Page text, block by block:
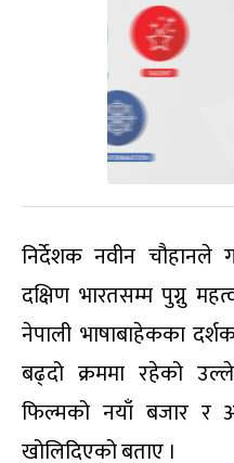
निर्देशक नवीन चौहानले
दक्षिण भारतसम्म पुग्नु
नेपाली भाषाबाहेकका
बढ्दो क्रममा रहेको
फिल्मको नयाँ बजार र
खोलिदिएको बताए ।